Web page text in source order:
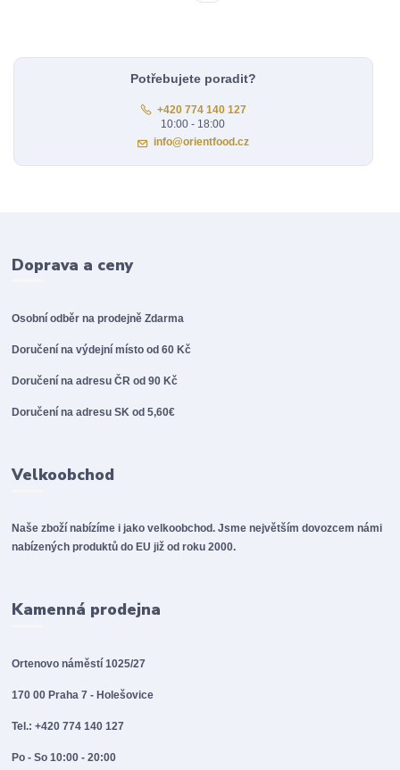
Potřebujete poradit?
+420 774 140 127
10:00 - 18:00
info@orientfood.cz
Doprava a ceny
Osobní odběr na prodejněZdarma
Doručení na výdejní místo od 60 Kč
Doručení na adresu ČR od 90 Kč
Doručení na adresu SK od 5,60€
Velkoobchod
Naše zboží nabízíme i jako velkoobchod. Jsme největším dovozcem námi
nabízených produktů do EU již od roku 2000.
Kamenná prodejna
Ortenovo náměstí 1025/27
170 00 Praha 7 - Holešovice
Tel.: +420 774 140 127
Po - So 10:00 - 20:00